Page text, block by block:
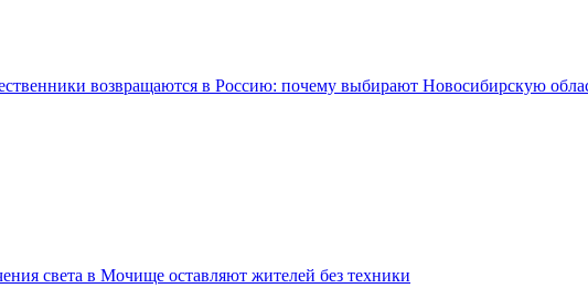
возвращаются в Россию: почему выбирают Новосибирскую
света в Мочище оставляют жителей без техники